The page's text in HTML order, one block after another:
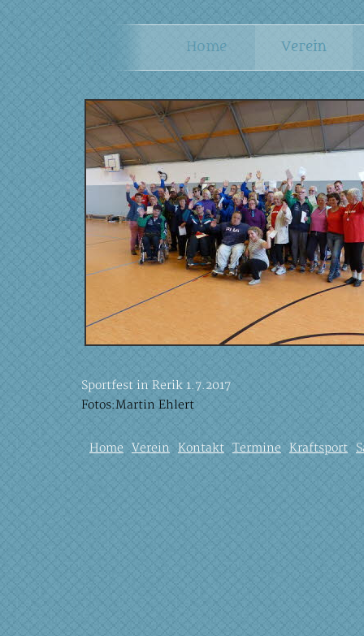
Sportfest in Rerik 1.7.2017
Fotos:Martin Ehlert
Home Verein Kontakt Termine Kraftsport